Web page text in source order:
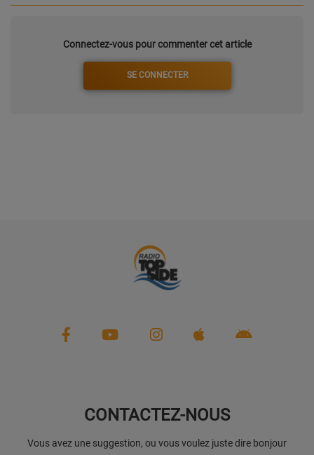
Connectez-vous pour commenter cet article
SE CONNECTER
CONTACTEZ-NOUS
Vous avez une suggestion, ou vous voulez juste dire bonjour